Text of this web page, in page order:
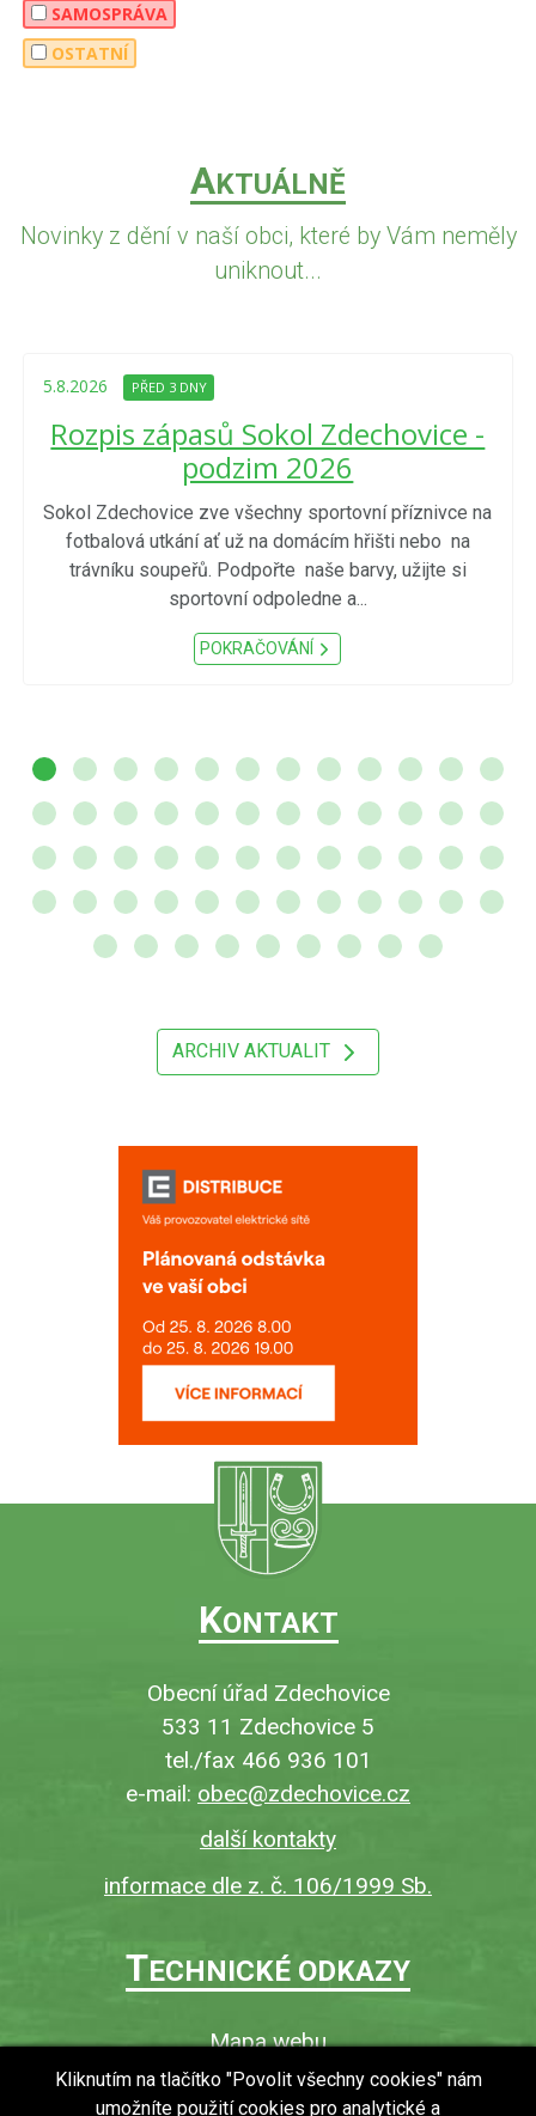
SAMOSPRÁVA
OSTATNÍ
AKTUÁLNĚ
Novinky z dění v naší obci, které by Vám neměly
uniknout...
5.8.2026 PŘED 3 DNY
Rozpis zápasů Sokol Zdechovice -
podzim 2026
Sokol Zdechovice zve všechny sportovní příznivce na
fotbalová utkání ať už na domácím hřišti nebo na
trávníku soupeřů. Podpořte naše barvy, užijte si
sportovní odpoledne a...
POKRAČOVÁNÍ
ARCHIV AKTUALIT
KONTAKT
Obecní úřad Zdechovice
533 11 Zdechovice 5
tel./fax 466 936 101
e-mail: obec@zdechovice.cz
další kontakty
informace dle z. č. 106/1999 Sb.
TECHNICKÉ ODKAZY
Mapa webu
O webu
Kliknutím na tlačítko "Povolit všechny cookies" nám
umožníte použití cookies pro analytické a